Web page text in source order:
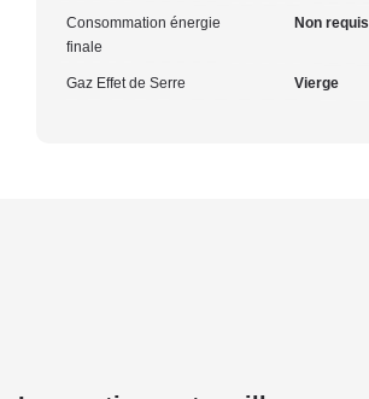
Consommation énergie
finale
Non requis
Gaz Effet de Serre Vierge